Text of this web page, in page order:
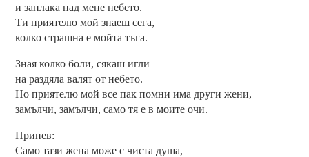
и заплака над мене небето.
Ти приятелю мой знаеш сега,
колко страшна е мойта тъга.
Зная колко боли, сякаш игли
на раздяла валят от небето.
Но приятелю мой все пак помни има други жени,
замълчи, замълчи, само тя е в моите очи.
Припев:
Само тази жена може с чиста душа,